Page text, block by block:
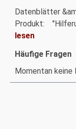
Datenblätter
Produkt:
lesen
Häufige Fragen
Momentan keine